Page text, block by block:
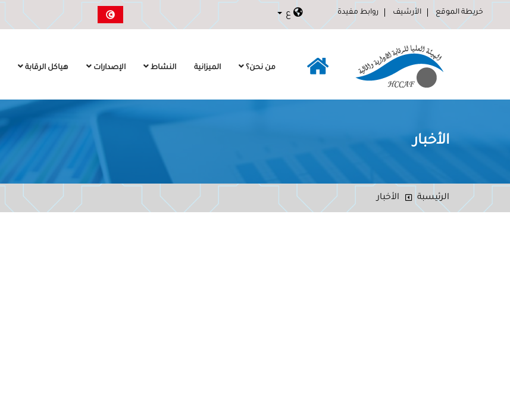
خريطة الموقع الأرشيف روابط مفيدة ع
من نحن؟ الميزانية النشاط الإصدارات هياكل الرقابة
الأخبار
الرئيسبة الأخبار